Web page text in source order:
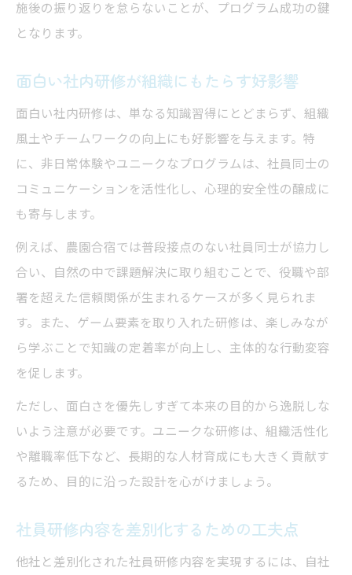
施後の振り返りを怠らないことが、プログラム成功の鍵
となります。
面白い社内研修が組織にもたらす好影響
面白い社内研修は、単なる知識習得にとどまらず、組織
風土やチームワークの向上にも好影響を与えます。特
に、非日常体験やユニークなプログラムは、社員同士の
コミュニケーションを活性化し、心理的安全性の醸成に
も寄与します。
例えば、農園合宿では普段接点のない社員同士が協力し
合い、自然の中で課題解決に取り組むことで、役職や部
署を超えた信頼関係が生まれるケースが多く見られま
す。また、ゲーム要素を取り入れた研修は、楽しみなが
ら学ぶことで知識の定着率が向上し、主体的な行動変容
を促します。
ただし、面白さを優先しすぎて本来の目的から逸脱しな
いよう注意が必要です。ユニークな研修は、組織活性化
や離職率低下など、長期的な人材育成にも大きく貢献す
るため、目的に沿った設計を心がけましょう。
社員研修内容を差別化するための工夫点
他社と差別化された社員研修内容を実現するには、自社